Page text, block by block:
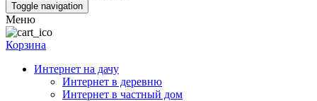
Toggle navigation
Меню
Корзина
Интернет на дачу
Интернет в деревню
Интернет в частный дом